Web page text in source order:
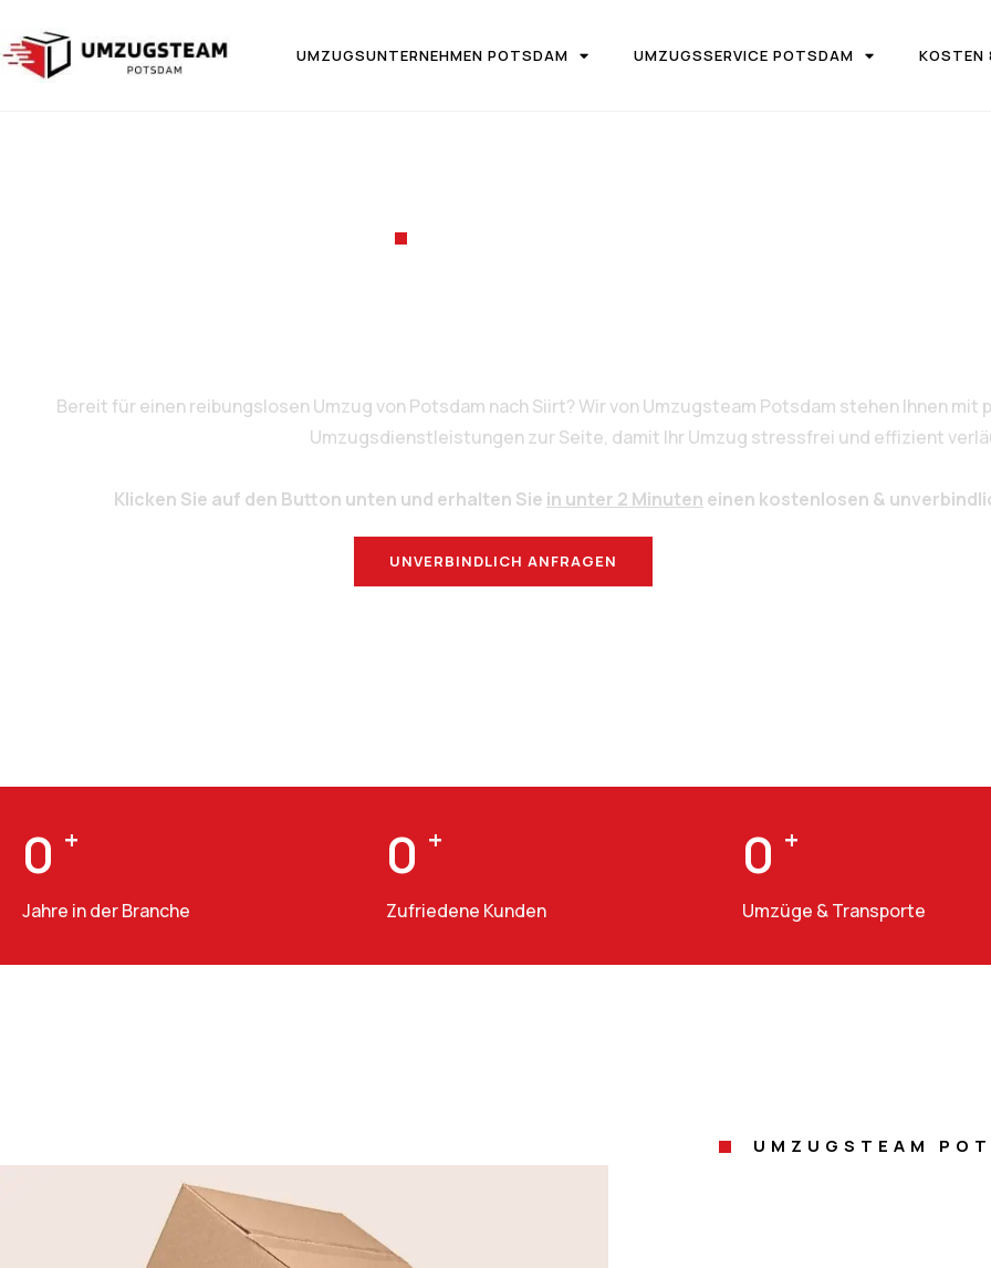
UMZUGSUNTERNEHMEN POTSDAM UMZUGSSERVICE POTSDAM KOSTEN
Bereit für einen reibungslosen Umzug von Potsdam nach Siirt? Wir von Umzugsteam Potsdam stehen Ihnen
Umzugsdienstleistungen zur Seite, damit Ihr Umzug stressfrei und effizient
Klicken Sie auf den Button unten und erhalten Sie in unter 2 Minuten einen kostenlosen &
UNVERBINDLICH ANFRAGEN
0 +
Jahre in der Branche
0 +
Zufriedene Kunden
0 +
Umzüge & Transporte
UMZUGSTEAM